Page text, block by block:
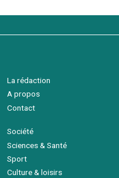
La rédaction
A propos
Contact
Société
Sciences & Santé
Sport
Culture & loisirs